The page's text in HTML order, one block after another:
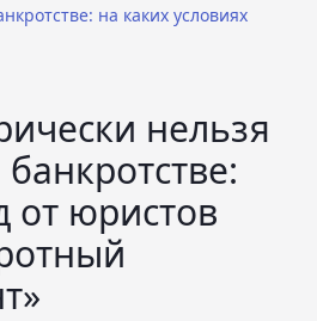
на каких условиях
нельзя
от юристов